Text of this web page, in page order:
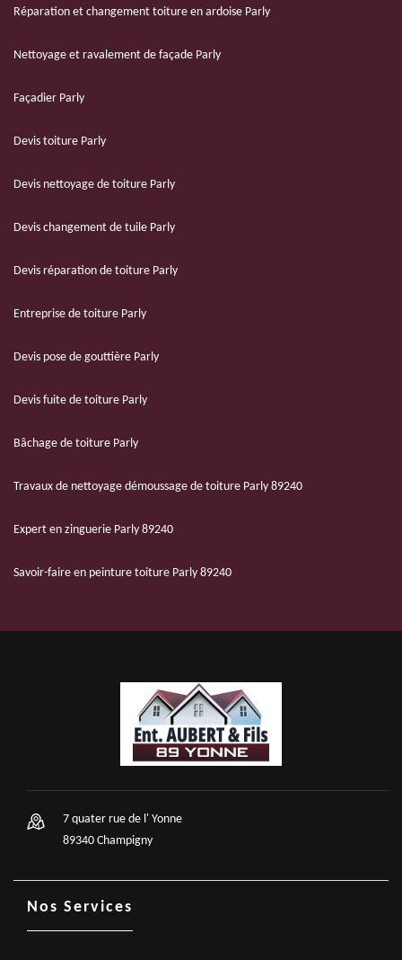
Réparation et changement toiture en ardoise Parly
Nettoyage et ravalement de façade Parly
Façadier Parly
Devis toiture Parly
Devis nettoyage de toiture Parly
Devis changement de tuile Parly
Devis réparation de toiture Parly
Entreprise de toiture Parly
Devis pose de gouttière Parly
Devis fuite de toiture Parly
Bâchage de toiture Parly
Travaux de nettoyage démoussage de toiture Parly 89240
Expert en zinguerie Parly 89240
Savoir-faire en peinture toiture Parly 89240
7 quater rue de l' Yonne
89340 Champigny
Nos Services